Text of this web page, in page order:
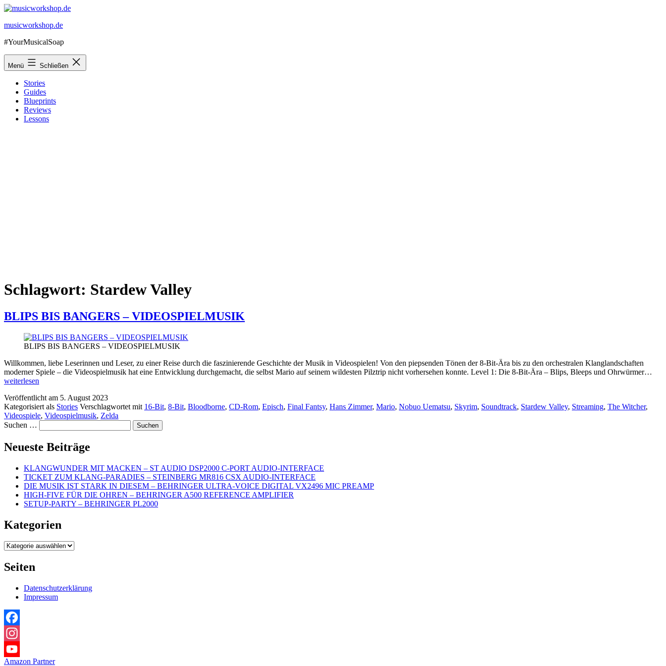
Zum
springen
musicworkshop.de
#YourMusicalSoap
Menü Schließen
Stories
Guides
Blueprints
Reviews
Lessons
Schlagwort: Stardew Valley
BLIPS BIS BANGERS – VIDEOSPIELMUSIK
BLIPS BIS BANGERS – VIDEOSPIELMUSIK
Willkommen, liebe Leserinnen und Leser, zu einer Reise durch die faszinierende Geschichte der Musik in Videospielen! Von den piepsenden Tönen der 8-Bit-Ära bis zu den orchestralen Klanglandschaften
moderner Spiele – die Videospielmusik hat eine Entwicklung durchgemacht, die selbst Mario auf seinem wildesten Pilztrip nicht vorhersehen konnte. Level 1: Die 8-Bit-Ära – Blips, Bleeps und Ohrwürmer…
weiterlesen
Veröffentlicht am 5. August 2023
Kategorisiert als Stories Verschlagwortet mit 16-Bit, 8-Bit, Bloodborne, CD-Rom, Episch, Final Fantsy, Hans Zimmer, Mario, Nobuo Uematsu, Skyrim, Soundtrack, Stardew Valley, Streaming, The Witcher,
Videospiele, Videospielmusik, Zelda
Suchen …
Neueste Beiträge
KLANGWUNDER MIT MACKEN – ST AUDIO DSP2000 C-PORT AUDIO-INTERFACE
TICKET ZUM KLANG-PARADIES – STEINBERG MR816 CSX AUDIO-INTERFACE
DIE MUSIK IST STARK IN DIESEM – BEHRINGER ULTRA-VOICE DIGITAL VX2496 MIC PREAMP
HIGH-FIVE FÜR DIE OHREN – BEHRINGER A500 REFERENCE AMPLIFIER
SETUP-PARTY – BEHRINGER PL2000
Kategorien
Kategorien
Seiten
Datenschutzerklärung
Impressum
Facebook
Instagram
Amazon Partner